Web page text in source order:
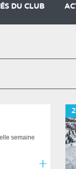
DU CLUB
semaine